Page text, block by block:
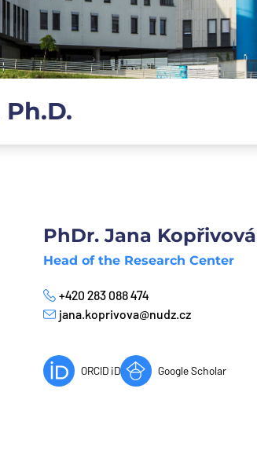
PhDr. Jana
Head of the Research Center
Phone
+420 283 088 474
E-mail
jana.koprivova@nudz.cz
ORCID iD Google Scholar